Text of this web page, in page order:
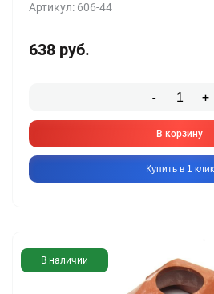
Артикул: 606-44
638 руб.
- +
В корзину
Купить в 1 клик
В наличии